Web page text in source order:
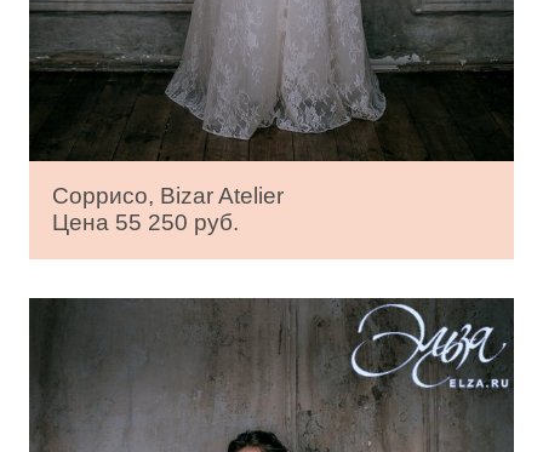
Соррисо, Bizar Atelier
Цена 55 250 руб.